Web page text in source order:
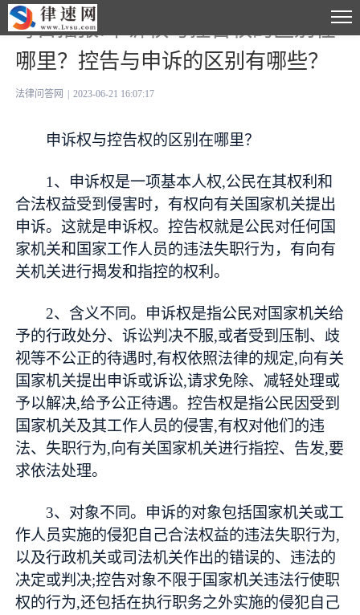
每日播报!申诉权与控告权的区别在
哪里？控告与申诉的区别有哪些？
法律问答网 2023-06-21 16:07:17
申诉权与控告权的区别在哪里？
1、申诉权是一项基本人权,公民在其权利和
合法权益受到侵害时，有权向有关国家机关提出
申诉。这就是申诉权。控告权就是公民对任何国
家机关和国家工作人员的违法失职行为，有向有
关机关进行揭发和指控的权利。
2、含义不同。申诉权是指公民对国家机关给
予的行政处分、诉讼判决不服,或者受到压制、歧
视等不公正的待遇时,有权依照法律的规定,向有关
国家机关提出申诉或诉讼,请求免除、减轻处理或
予以解决,给予公正待遇。控告权是指公民因受到
国家机关及其工作人员的侵害,有权对他们的违
法、失职行为,向有关国家机关进行指控、告发,要
求依法处理。
3、对象不同。申诉的对象包括国家机关或工
作人员实施的侵犯自己合法权益的违法失职行为,
以及行政机关或司法机关作出的错误的、违法的
决定或判决;控告对象不限于国家机关违法行使职
权的行为,还包括在执行职务之外实施的侵犯自己